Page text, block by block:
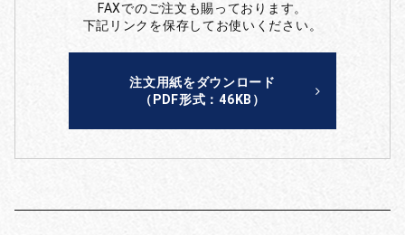
FAXでのご注文も賜っております。
下記リンクを保存してお使いください。
注文用紙をダウンロード
（PDF形式：46KB）